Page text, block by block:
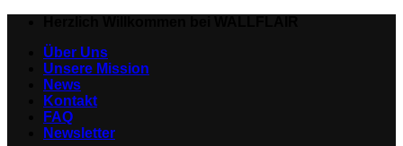
springenÜber Uns
Unsere Mission
News
Kontakt
FAQ
Newsletter